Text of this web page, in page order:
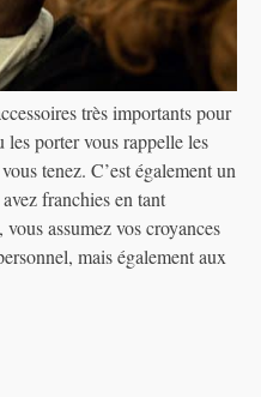
très importants pour
porter vous rappelle les
tenez. C’est également un
franchies en tant
assumez vos croyances
mais également aux